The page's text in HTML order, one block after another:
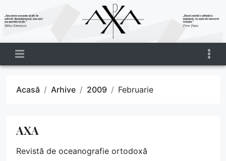
Acasă Arhive 2009 Februarie
AXA
Revistă de oceanografie ortodoxă